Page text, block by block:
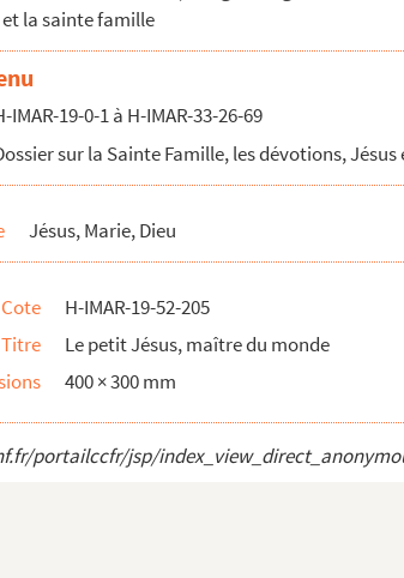
la sainte famille
IMAR-19-0-1 à H-IMAR-33-26-69
sur la Sainte Famille, les dévotions,
Jésus, Marie, Dieu
Cote
H-IMAR-19-52-205
Titre
Le petit Jésus, maître du monde
400 × 300 mm
portailccfr/jsp/